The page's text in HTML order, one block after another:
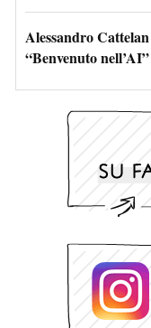
Alessandro
“Benvenuto nell’AI”